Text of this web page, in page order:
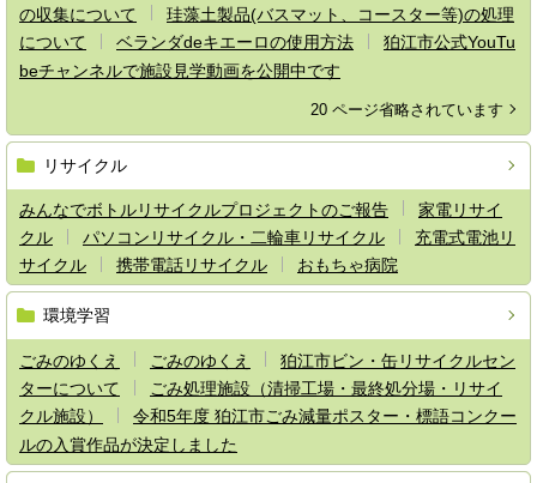
の収集について
珪藻土製品(バスマット、コースター等)の処理
について
ベランダdeキエーロの使用方法
狛江市公式YouTu
beチャンネルで施設見学動画を公開中です
20 ページ省略されています
リサイクル
みんなでボトルリサイクルプロジェクトのご報告
家電リサイ
クル
パソコンリサイクル・二輪車リサイクル
充電式電池リ
サイクル
携帯電話リサイクル おもちゃ病院
環境学習
ごみのゆくえ ごみのゆくえ
狛江市ビン・缶リサイクルセン
ターについて
ごみ処理施設（清掃工場・最終処分場・リサイ
クル施設）
令和5年度 狛江市ごみ減量ポスター・標語コンクー
ルの入賞作品が決定しました